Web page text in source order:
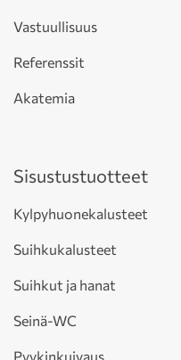
Vastuullisuus
Referenssit
Akatemia
Sisustustuotteet
Kylpyhuonekalusteet
Suihkukalusteet
Suihkut ja hanat
Seinä-WC
Pyykinkuivaus